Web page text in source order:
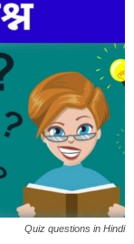
Quiz questions in Hindi